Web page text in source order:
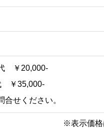
￥20,000-
￥35,000-
せください。
※表示価格